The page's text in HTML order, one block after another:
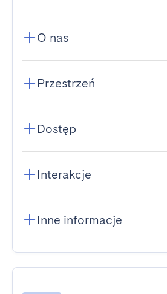
O nas
Przestrzeń
Dostęp
Interakcje
Inne informacje